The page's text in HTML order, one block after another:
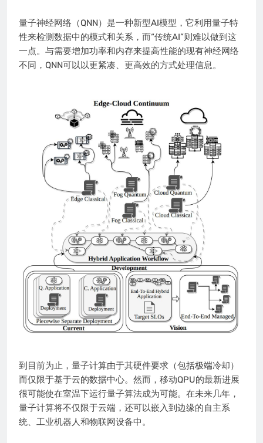
量子神经网络（QNN）是一种新型AI模型，它利用量子特
性来检测数据中的模式和关系，而“传统AI”则难以做到这
一点。与需要增加功率和内存来提高性能的现有神经网络
不同，QNN可以以更紧凑、更高效的方式处理信息。
到目前为止，量子计算由于其硬件要求（包括极端冷却）
而仅限于基于云的数据中心。然而，移动QPU的最新进展
很可能使在室温下运行量子算法成为可能。在未来几年，
量子计算将不仅限于云端，还可以嵌入到边缘的自主系
统、工业机器人和物联网设备中。